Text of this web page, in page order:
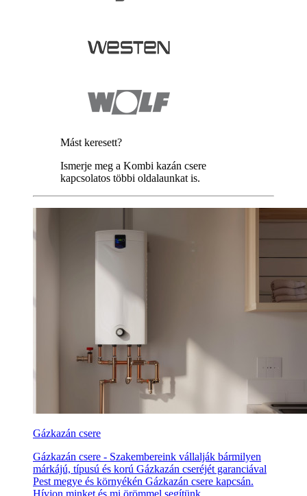
Mást keresett?
Ismerje meg a Kombi kazán csere
kapcsolatos többi oldalaunkat is.
Gázkazán csere
Gázkazán csere - Szakembereink vállalják bármilyen
márkájú, típusú és korú Gázkazán cseréjét garanciával
Pest megye és környékén Gázkazán csere kapcsán.